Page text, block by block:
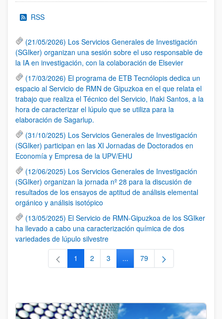
RSS
(21/05/2026) Los Servicios Generales de Investigación
(SGIker) organizan una sesión sobre el uso responsable de
la IA en investigación, con la colaboración de Elsevier
(17/03/2026) El programa de ETB Tecnólopis dedica un
espacio al Servicio de RMN de Gipuzkoa en el que relata el
trabajo que realiza el Técnico del Servicio, Iñaki Santos, a la
hora de caracterizar el lúpulo que se utiliza para la
elaboración de Sagarlup.
(31/10/2025) Los Servicios Generales de Investigación
(SGIker) participan en las XI Jornadas de Doctorados en
Economía y Empresa de la UPV/EHU
(12/06/2025) Los Servicios Generales de Investigación
(SGIker) organizan la jornada nº 28 para la discusión de
resultados de los ensayos de aptitud de análisis elemental
orgánico y análisis isotópico
(13/05/2025) El Servicio de RMN-Gipuzkoa de los SGIker
ha llevado a cabo una caracterización química de dos
variedades de lúpulo silvestre
Página
1 Página
2 Página
3 ...Páginas intermedias Use TAB
Página
79